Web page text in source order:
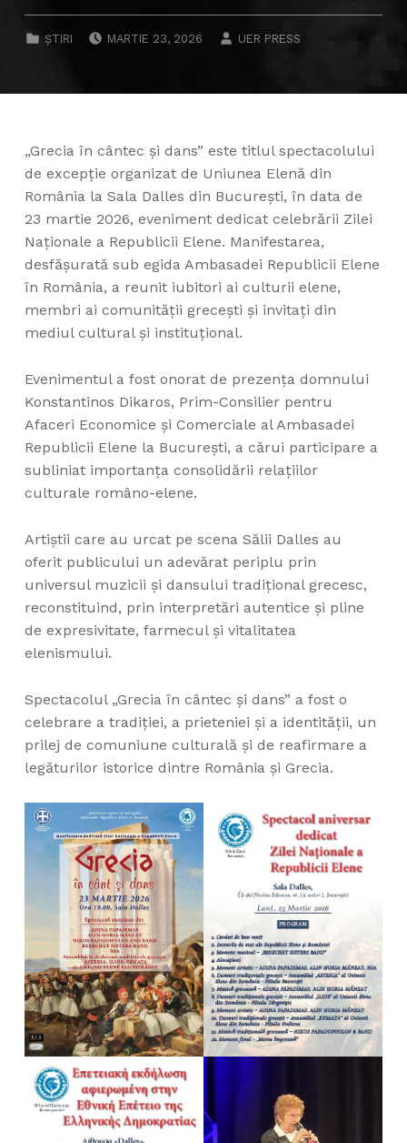
CATEGORIZED IN:
ȘTIRI MARTIE 23, 2026 UER PRESS
„Grecia în cântec și dans” este titlul spectacolului
de excepție organizat de Uniunea Elenă din
România la Sala Dalles din București, în data de
23 martie 2026, eveniment dedicat celebrării Zilei
Naționale a Republicii Elene. Manifestarea,
desfășurată sub egida Ambasadei Republicii Elene
în România, a reunit iubitori ai culturii elene,
membri ai comunității grecești și invitați din
mediul cultural și instituțional.
Evenimentul a fost onorat de prezența domnului
Konstantinos Dikaros, Prim-Consilier pentru
Afaceri Economice și Comerciale al Ambasadei
Republicii Elene la București, a cărui participare a
subliniat importanța consolidării relațiilor
culturale româno-elene.
Artiștii care au urcat pe scena Sălii Dalles au
oferit publicului un adevărat periplu prin
universul muzicii și dansului tradițional grecesc,
reconstituind, prin interpretări autentice și pline
de expresivitate, farmecul și vitalitatea
elenismului.
Spectacolul „Grecia în cântec și dans” a fost o
celebrare a tradiției, a prieteniei și a identității, un
prilej de comuniune culturală și de reafirmare a
legăturilor istorice dintre România și Grecia.